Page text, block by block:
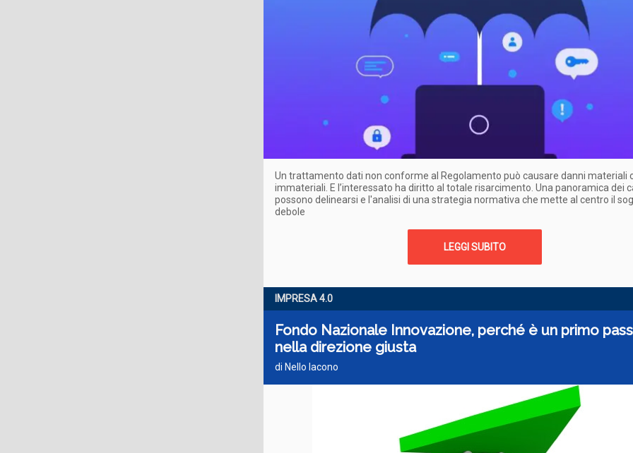
Un trattamento dati non conforme al Regolamento può causare danni materiali
immateriali. E l’interessato ha diritto al totale risarcimento. Una panoramica dei
possono delinearsi e l'analisi di una strategia normativa che mette al centro il
debole
LEGGI SUBITO
IMPRESA 4.0
Fondo Nazionale Innovazione, perché è un primo
nella direzione giusta
di Nello Iacono